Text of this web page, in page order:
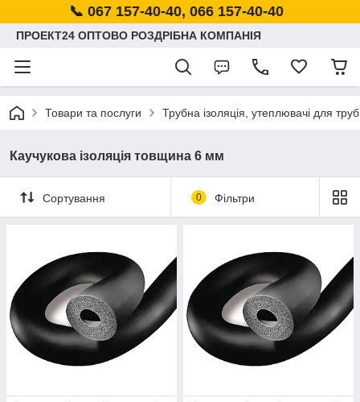
📞 067 157-40-40, 066 157-40-40
ПРОЕКТ24 ОПТОВО РОЗДРІБНА КОМПАНІЯ
Товари та послуги Трубна ізоляція, утеплювачі для труб
Каучукова ізоляція товщина 6 мм
Сортування 0 Фільтри